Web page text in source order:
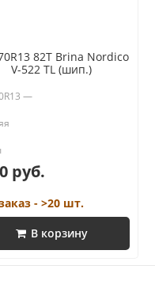
82T Brina Nordico
V-522 TL (шип.)
—
руб.
- >20 шт.
В корзину